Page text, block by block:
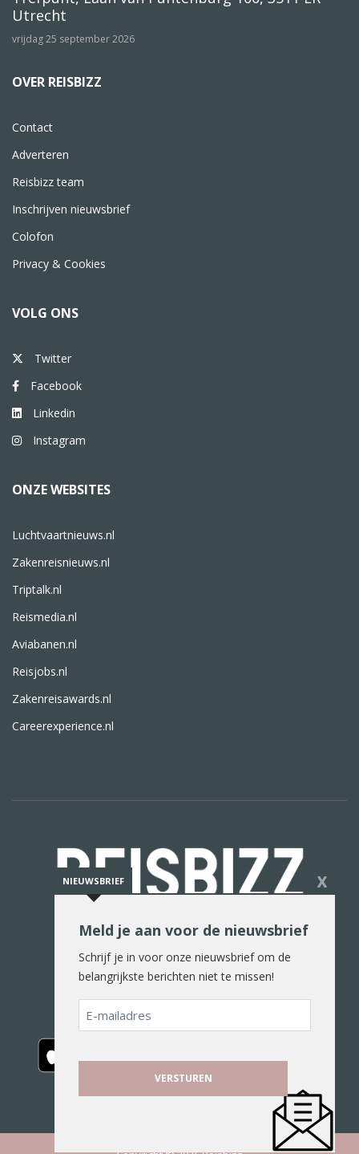
Utrecht
vrijdag 25 september 2026
OVER REISBIZZ
Contact
Adverteren
Reisbizz team
Inschrijven nieuwsbrief
Colofon
Privacy & Cookies
VOLG ONS
Twitter
Facebook
Linkedin
Instagram
ONZE WEBSITES
Luchtvaartnieuws.nl
Zakenreisnieuws.nl
Triptalk.nl
Reismedia.nl
Aviabanen.nl
Reisjobs.nl
Zakenreisawards.nl
Careerexperience.nl
De reiswereld in woord en beeld
NIEUWSBRIEF X
Meld je aan voor de nieuwsbrief
Schrijf je in voor onze nieuwsbrief om de
belangrijkste berichten niet te missen!
E-
mailadres